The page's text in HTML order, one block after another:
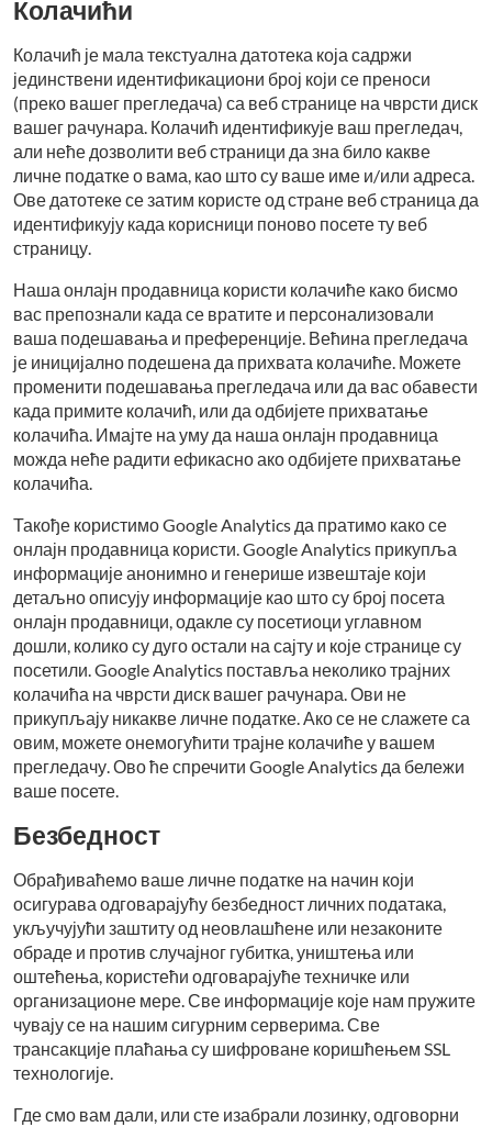
Колачићи
Колачић је мала текстуална датотека која садржи
јединствени идентификациони број који се преноси
(преко вашег прегледача) са веб странице на чврсти диск
вашег рачунара. Колачић идентификује ваш прегледач,
али неће дозволити веб страници да зна било какве
личне податке о вама, као што су ваше име и/или адреса.
Ове датотеке се затим користе од стране веб страница да
идентификују када корисници поново посете ту веб
страницу.
Наша онлајн продавница користи колачиће како бисмо
вас препознали када се вратите и персонализовали
ваша подешавања и преференције. Већина прегледача
је иницијално подешена да прихвата колачиће. Можете
променити подешавања прегледача или да вас обавести
када примите колачић, или да одбијете прихватање
колачића. Имајте на уму да наша онлајн продавница
можда неће радити ефикасно ако одбијете прихватање
колачића.
Такође користимо Google Analytics да пратимо како се
онлајн продавница користи. Google Analytics прикупља
информације анонимно и генерише извештаје који
детаљно описују информације као што су број посета
онлајн продавници, одакле су посетиоци углавном
дошли, колико су дуго остали на сајту и које странице су
посетили. Google Analytics поставља неколико трајних
колачића на чврсти диск вашег рачунара. Ови не
прикупљају никакве личне податке. Ако се не слажете са
овим, можете онемогућити трајне колачиће у вашем
прегледачу. Ово ће спречити Google Analytics да бележи
ваше посете.
Безбедност
Обрађиваћемо ваше личне податке на начин који
осигурава одговарајућу безбедност личних података,
укључујући заштиту од неовлашћене или незаконите
обраде и против случајног губитка, уништења или
оштећења, користећи одговарајуће техничке или
организационе мере. Све информације које нам пружите
чувају се на нашим сигурним серверима. Све
трансакције плаћања су шифроване коришћењем SSL
технологије.
Где смо вам дали, или сте изабрали лозинку, одговорни